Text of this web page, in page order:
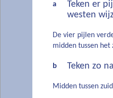
a
Teken er
westen
De vier pijlen
midden tussen het
b Teken zo
Midden tussen